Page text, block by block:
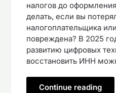
налогов до
делать, если вы
налогоплательщика
повреждена? В 2025
развитию цифровых
восстановить ИНН
Continue reading